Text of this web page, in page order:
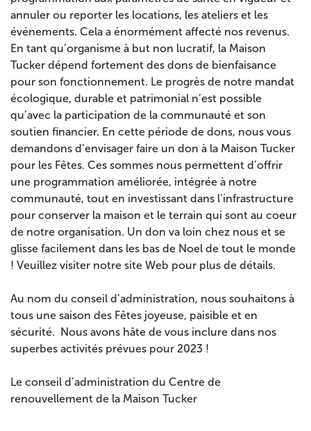
annuler ou reporter les locations, les ateliers et les
événements. Cela a énormément affecté nos revenus.
En tant qu’organisme à but non lucratif, la Maison
Tucker dépend fortement des dons de bienfaisance
pour son fonctionnement. Le progrès de notre mandat
écologique, durable et patrimonial n’est possible
qu’avec la participation de la communauté et son
soutien financier. En cette période de dons, nous vous
demandons d’envisager faire un don à la Maison Tucker
pour les Fêtes. Ces sommes nous permettent d’offrir
une programmation améliorée, intégrée à notre
communauté, tout en investissant dans l’infrastructure
pour conserver la maison et le terrain qui sont au coeur
de notre organisation. Un don va loin chez nous et se
glisse facilement dans les bas de Noel de tout le monde
! Veuillez visiter notre site Web pour plus de détails.
Au nom du conseil d’administration, nous souhaitons à
tous une saison des Fêtes joyeuse, paisible et en
sécurité. Nous avons hâte de vous inclure dans nos
superbes activités prévues pour 2023 !
Le conseil d’administration du Centre de
renouvellement de la Maison Tucker